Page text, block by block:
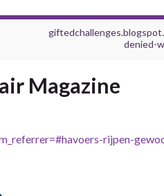
denied-
Magazine
rijpen-